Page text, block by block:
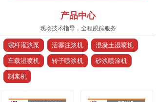
现场技术指导，全程跟踪服务
产品中心
螺杆灌浆泵 活塞注浆机 混凝土湿喷机
车载湿喷机 转子喷浆机 砂浆喷涂机
制浆机